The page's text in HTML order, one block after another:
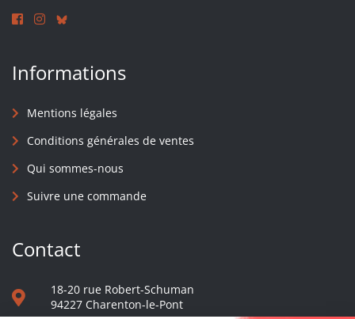
Informations
Mentions légales
Conditions générales de ventes
Qui sommes-nous
Suivre une commande
Contact
18-20 rue Robert-Schuman
94227 Charenton-le-Pont